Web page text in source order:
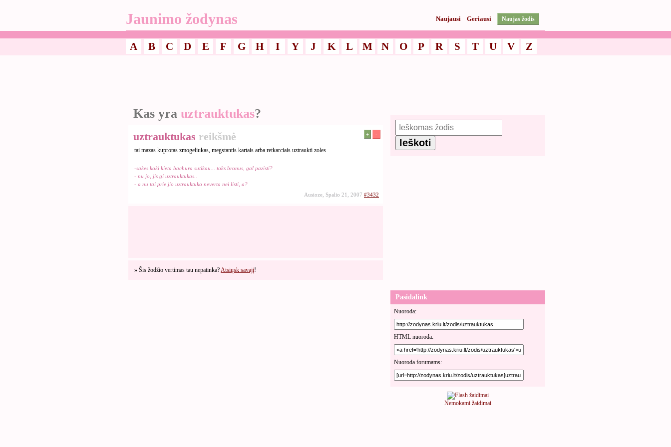
Jaunimo žodynas Naujausi Geriausi Naujas žodis
A B C D E F G H I Y J K L M N O P R S T U V Z
Kas yra uztrauktukas?
uztrauktukas reikšmė + -
tai mazas kuprotas zmogeliukas, megstantis kartais arba retkarciais uztraukti zoles
-sakes koki kieta bachura sutikau... toks bronus, gal pazisti?
- nu jo, jis gi uztrauktukas..
- a nu tai prie jio uztrauktuko neverta nei listi, a?
Ausioze, Spalio 21, 2007 #3432
» Šis žodžio vertimas tau nepatinka?Atsiųsk savajį!
Pasidalink
Nuoroda:
HTML nuoroda:
Nuoroda forumams:
Nemokami žaidimai